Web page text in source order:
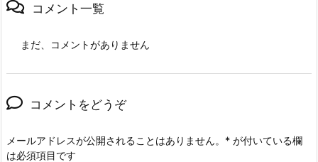
コメント一覧
まだ、コメントがありません
コメントをどうぞ
メールアドレスが公開されることはありません。 * が付いている欄
は必須項目です